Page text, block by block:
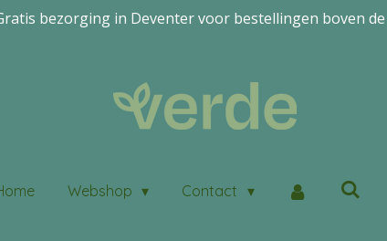
bezorging in Deventer voor bestellingen boven
Webshop Contact